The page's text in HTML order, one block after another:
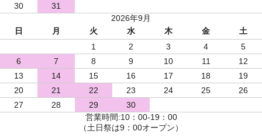
30
31
2026年9月
日
月 火 水 木 金
土
1
2 3 4
5
6
7 8 9 10 11
12
13
14 15 16 17 18
19
20
21 22 23 24 25
26
27
28 29
30
営業時間:10：00-19：00
（土日祭は9：00オープン）